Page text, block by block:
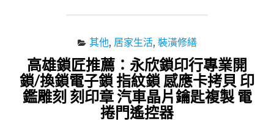
其他, 居家生活, 裝潢修繕
高雄鎖匠推薦：永欣鎖印行專業開
鎖/換鎖電子鎖 指紋鎖 感應卡拷貝 印
鑑雕刻 刻印章 汽車晶片鑰匙複製 電
捲門遙控器